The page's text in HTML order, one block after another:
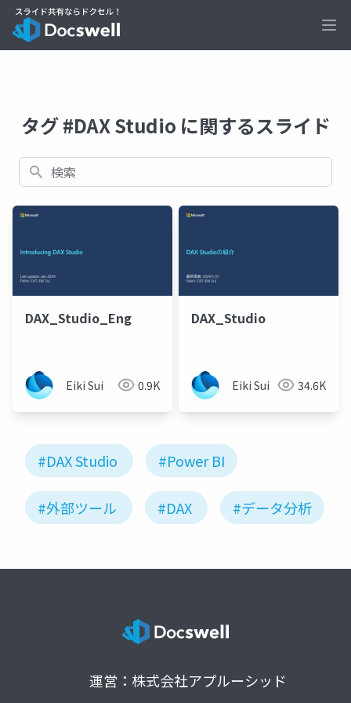
タグ #DAX Studio に関するスライド
検索
DAX_Studio_Eng
Eiki Sui 0.9K
DAX_Studio
Eiki Sui 34.6K
#DAX Studio #Power BI
#外部ツール #DAX #データ分析
運営：株式会社アプルーシッド